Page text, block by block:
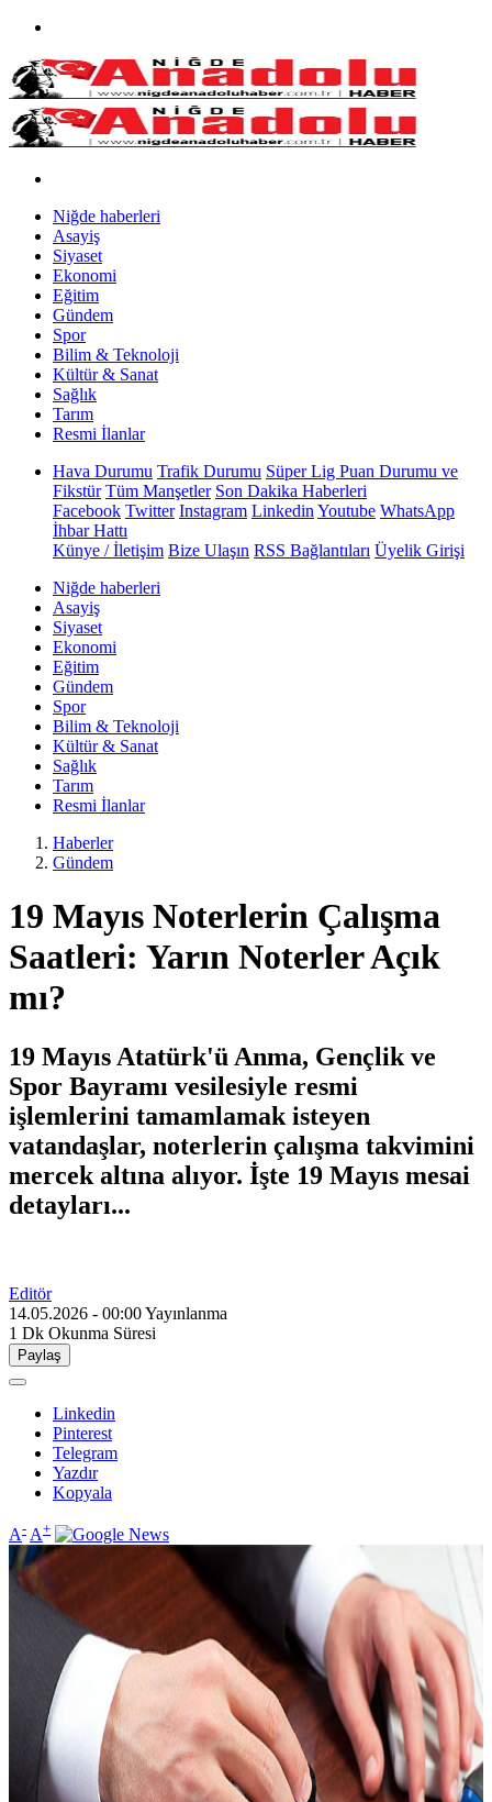
Niğde haberleri
Asayiş
Siyaset
Ekonomi
Eğitim
Gündem
Spor
Bilim & Teknoloji
Kültür & Sanat
Sağlık
Tarım
Resmi İlanlar
Hava Durumu Trafik Durumu Süper Lig Puan Durumu ve
Fikstür Tüm Manşetler Son Dakika Haberleri
Facebook Twitter Instagram Linkedin Youtube WhatsApp
İhbar Hattı
Künye / İletişim Bize Ulaşın RSS Bağlantıları Üyelik Girişi
Niğde haberleri
Asayiş
Siyaset
Ekonomi
Eğitim
Gündem
Spor
Bilim & Teknoloji
Kültür & Sanat
Sağlık
Tarım
Resmi İlanlar
Haberler
Gündem
19 Mayıs Noterlerin Çalışma
Saatleri: Yarın Noterler Açık
mı?
19 Mayıs Atatürk'ü Anma, Gençlik ve
Spor Bayramı vesilesiyle resmi
işlemlerini tamamlamak isteyen
vatandaşlar, noterlerin çalışma takvimini
mercek altına alıyor. İşte 19 Mayıs mesai
detayları...
Editör
14.05.2026 - 00:00Yayınlanma
1 Dk Okunma Süresi
Paylaş
Linkedin
Pinterest
Telegram
Yazdır
Kopyala
A- A+